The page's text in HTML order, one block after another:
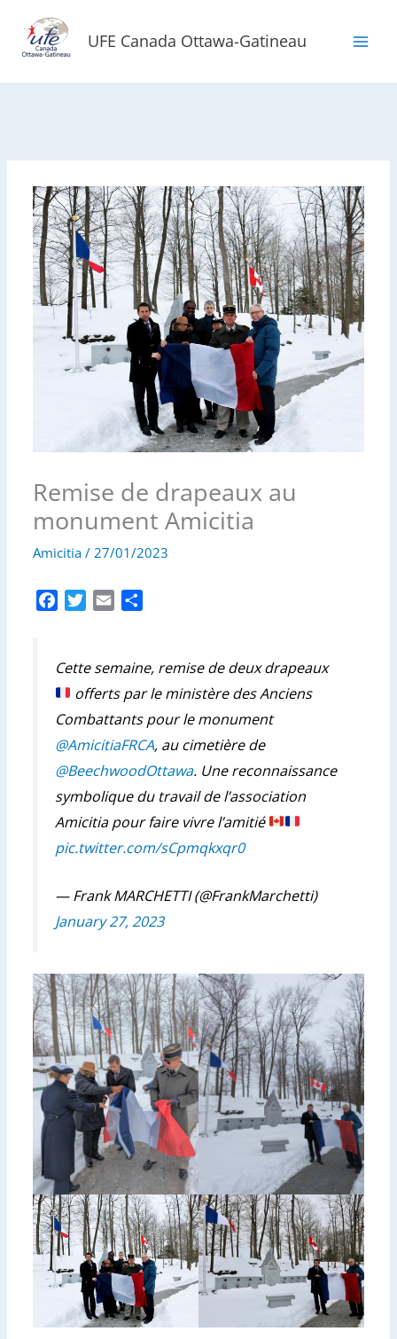
contenu
UFE Canada Ottawa-Gatineau
Remise de drapeaux au
monument Amicitia
Amicitia / 27/01/2023
e
b
o
k
t
t
r
i
t
e
r
Cette semaine, remise de deux drapeaux
offerts par le ministère des Anciens
Combattants pour le monument
@AmicitiaFRCA, au cimetière de
@BeechwoodOttawa. Une reconnaissance
symbolique du travail de l’association
Amicitia pour faire vivre l’amitié
pic.twitter.com/sCpmqkxqr0
— Frank MARCHETTI (@FrankMarchetti)
January 27, 2023